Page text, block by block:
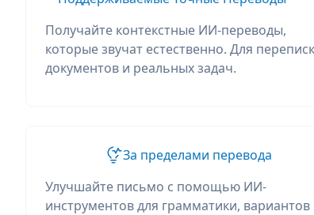
Получайте контекстные ИИ-переводы,
которые звучат естественно. Для
документов и реальных задач.
За пределами перевода
Улучшайте письмо с помощью ИИ-
инструментов для грамматики, вариантов